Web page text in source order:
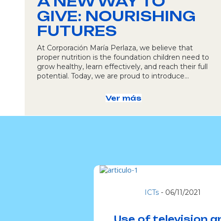
GIVE: NOURISHING
FUTURES
At Corporación María Perlaza, we believe that
proper nutrition is the foundation children need to
grow healthy, learn effectively, and reach their full
potential. Today, we are proud to introduce…
Ver más
ICTs - 06/11/2021